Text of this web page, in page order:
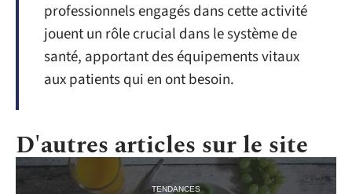
professionnels engagés dans cette activité
jouent un rôle crucial dans le système de
santé, apportant des équipements vitaux
aux patients qui en ont besoin.
D'autres articles sur le site
TENDANCES